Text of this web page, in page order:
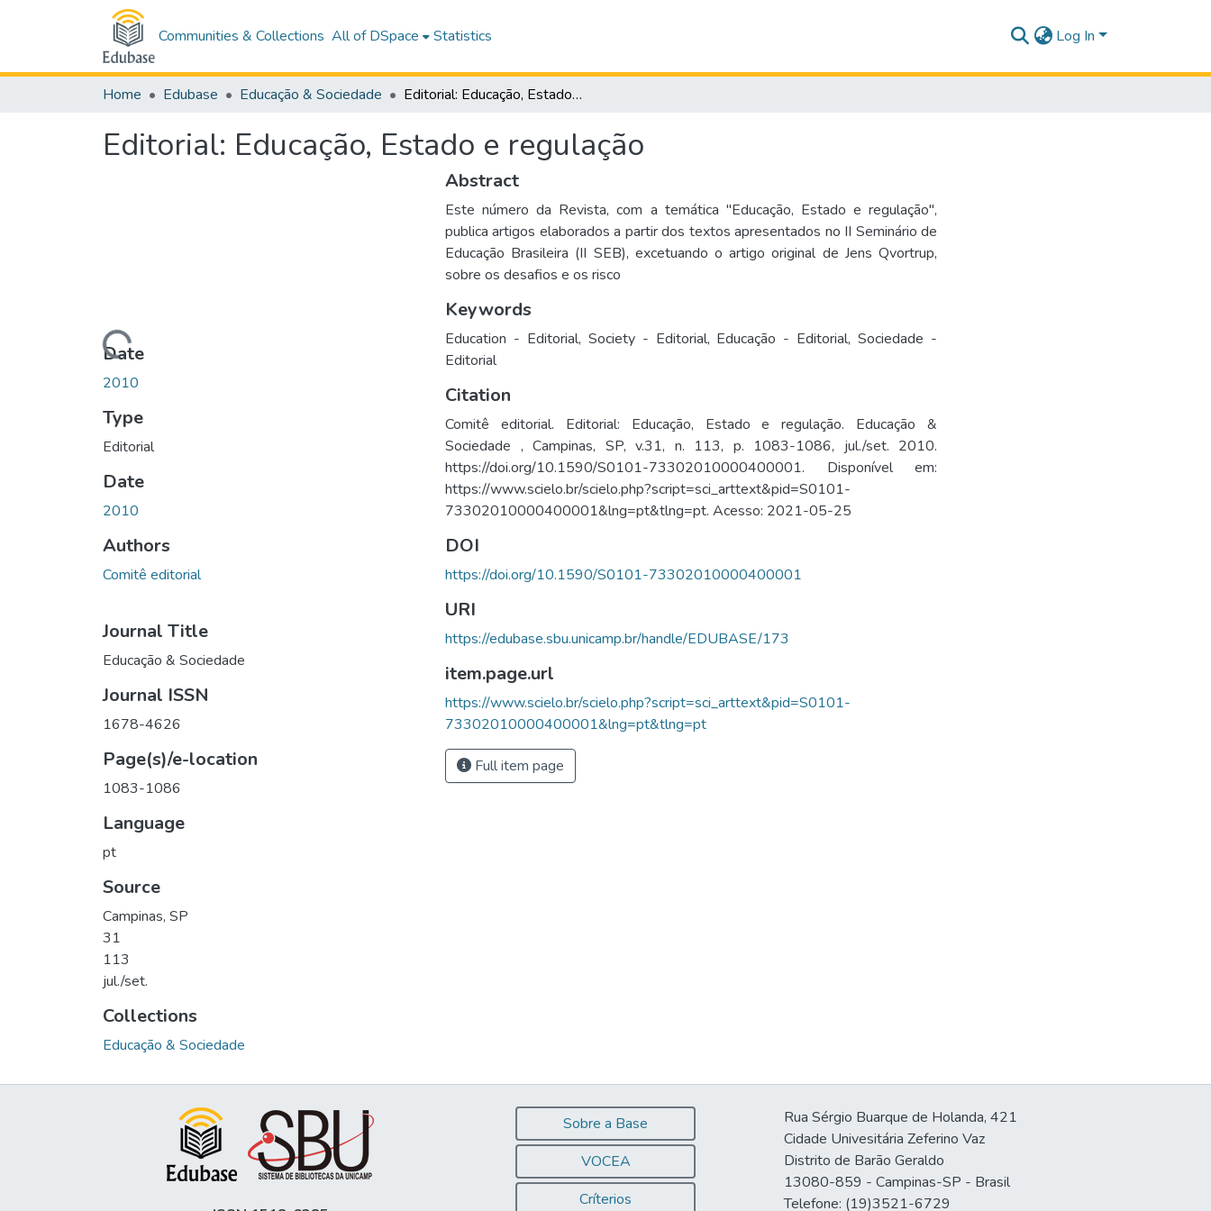
Communities & Collections All of DSpace Statistics Log In
Home Edubase Educação & Sociedade Editorial: Educação, Estado e regulação
Editorial: Educação, Estado e regulação
Loading...
Date
2010
Type
Editorial
Date
2010
Authors
Comitê editorial
Journal Title
Educação & Sociedade
Journal ISSN
1678-4626
Page(s)/e-location
1083-1086
Language
pt
Source
Campinas, SP
31
113
jul./set.
Collections
Educação & Sociedade
Abstract
Este número da Revista, com a temática "Educação, Estado e regulação",
publica artigos elaborados a partir dos textos apresentados no II Seminário de
Educação Brasileira (II SEB), excetuando o artigo original de Jens Qvortrup,
sobre os desafios e os risco
Keywords
Education - Editorial, Society - Editorial, Educação - Editorial,Sociedade -
Editorial
Citation
Comitê editorial. Editorial: Educação, Estado e regulação. Educação &
Sociedade , Campinas, SP, v.31, n. 113, p. 1083-1086, jul./set. 2010.
https://doi.org/10.1590/S0101-73302010000400001. Disponível em:
https://www.scielo.br/scielo.php?script=sci_arttext&pid=S0101-
73302010000400001&lng=pt&tlng=pt. Acesso: 2021-05-25
DOI
https://doi.org/10.1590/S0101-73302010000400001
URI
https://edubase.sbu.unicamp.br/handle/EDUBASE/173
item.page.url
https://www.scielo.br/scielo.php?script=sci_arttext&pid=S0101-
73302010000400001&lng=pt&tlng=pt
Full item page
Sobre a Base
VOCEA
Críterios
Rua Sérgio Buarque de Holanda, 421
Cidade Univesitária Zeferino Vaz
Distrito de Barão Geraldo
13080-859 - Campinas-SP - Brasil
Telefone: (19)3521-6729